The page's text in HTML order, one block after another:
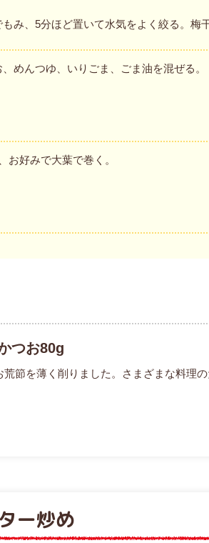
み、5分ほど置いて水気をよく絞る。梅
めんつゆ、いりごま、ごま油を混ぜる。
お好みで大葉で巻く。
つお80g
荒節を薄く削りました。さまざまな料理
ー炒め